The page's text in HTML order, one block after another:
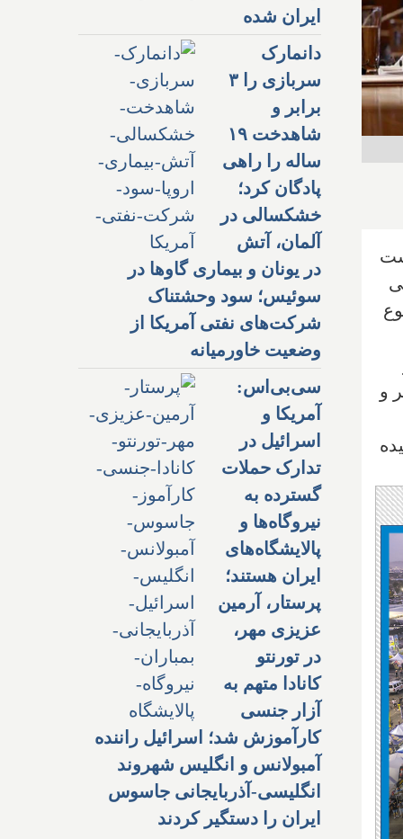
و
ایران شده
دانمارک
سربازی را ۳
برابر و
شاهدخت ۱۹
ساله را راهی
پادگان کرد؛
خشکسالی در
آلمان، آتش
در یونان و بیماری گاوها در
سوئیس؛ سود وحشتناک
شرکت‌های نفتی آمریکا از
وضعیت خاورمیانه
سی‌بی‌اس:
آمریکا و
اسرائیل در
تدارک حملات
گسترده به
نیروگاه‌ها و
پالایشگاه‌های
ایران هستند؛
پرستار، آرمین
عزیزی مهر،
در تورنتو
کانادا متهم به
آزار جنسی
کارآموزش شد؛ اسرائیل راننده
آمبولانس و انگلیس شهروند
انگلیسی-آذربایجانی جاسوس
ایران را دستگیر کردند